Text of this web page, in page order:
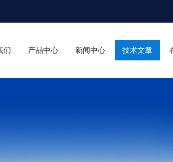
们 产品中心 新闻中心 技术文章